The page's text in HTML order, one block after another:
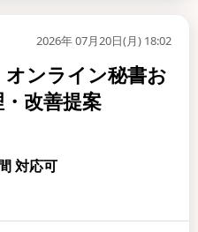
2026年 07月20日(月) 18:02
オンライン秘書お
改善提案
対応可